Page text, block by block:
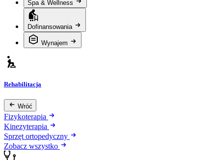
Spa & Wellness
Dofinansowania
Wynajem
Rehabilitacja
Wróć
Fizykoterapia
Kinezyterapia
Sprzęt ortopedyczny
Zobacz wszystko